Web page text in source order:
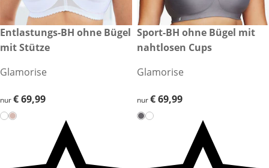
€ 69,99
Entlastungs-BH ohne Bügel
mit Stütze
Glamorise
€ 69,99
nur€ 69,99
€ 69,99
Sport-BH ohne Bügel mit
nahtlosen Cups
Glamorise
€ 69,99
nur€ 69,99